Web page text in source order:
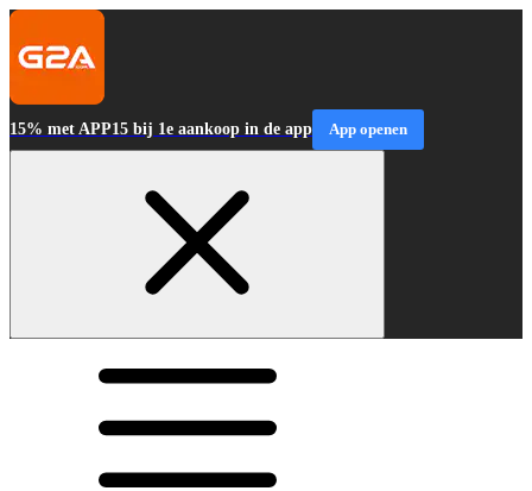
15% met APP15 bij 1e aankoop in de app App openen